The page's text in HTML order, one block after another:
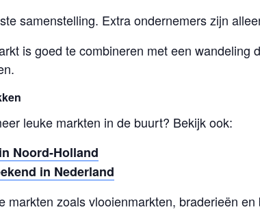
samenstelling. Extra ondernemers zijn
is goed te combineren met een
leuke markten in de buurt? Bekijk ook:
Noord-Holland
in Nederland
markten zoals vlooienmarkten, braderieën